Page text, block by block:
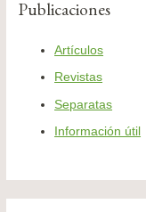
Publicaciones
Artículos
Revistas
Separatas
Información útil